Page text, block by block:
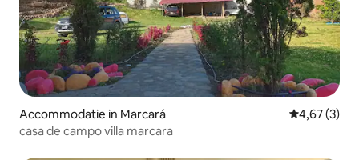
Accommodatie in Marcará
4,67 (3)
casa de campo villa marcara